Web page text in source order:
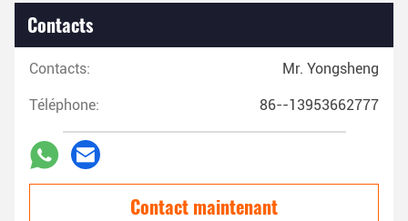
Contacts
Contacts: Mr. Yongsheng
Téléphone: 86--13953662777
Contact maintenant